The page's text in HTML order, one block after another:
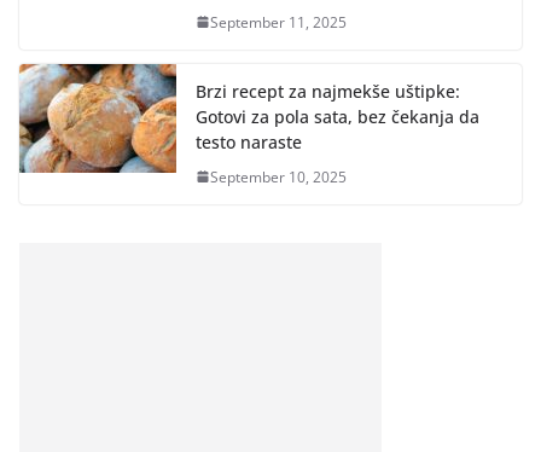
September 11, 2025
Brzi recept za najmekše uštipke:
Gotovi za pola sata, bez čekanja da
testo naraste
September 10, 2025